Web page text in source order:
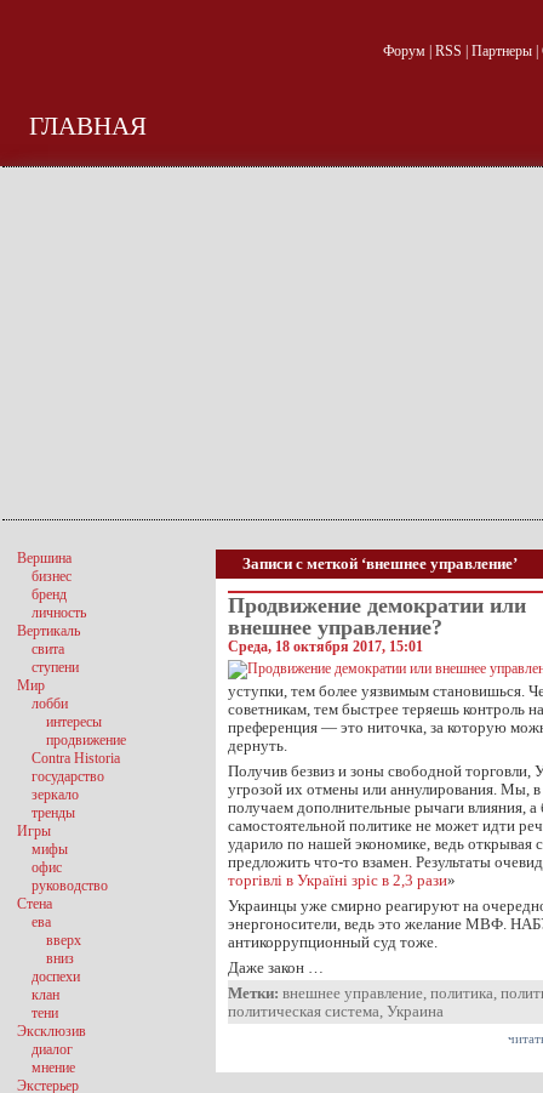
Форум| RSS Партнеры|
ГЛАВНАЯ
Записи с меткой ‘внешнее управление’
Продвижение демократии или
внешнее управление?
Среда, 18 октября 2017, 15:01
уступки, тем более уязвимым становишься.
советникам, тем быстрее теряешь контроль
преференция — это ниточка, за которую
дернуть.
Получив безвиз и зоны свободной торговли,
угрозой их отмены или аннулирования. Мы, в
получаем дополнительные рычаги влияния, а
самостоятельной политике не может идти
ударило по нашей экономике, ведь
предложить что-то взамен. Результаты
торгівлі в Україні зріс в 2,3 рази»
Украинцы уже смирно реагируют на
энергоносители, ведь это желание МВФ.
антикоррупционный суд тоже.
Даже закон …
Метки: внешнее управление, политика,
политическая система, Украина
Вершина
бизнес
бренд
личность
Вертикаль
свита
ступени
Мир
лобби
интересы
продвижение
Contra Historia
государство
зеркало
тренды
Игры
мифы
офис
руководство
Стена
ева
вверх
вниз
доспехи
клан
тени
Эксклюзив
диалог
мнение
Экстерьер